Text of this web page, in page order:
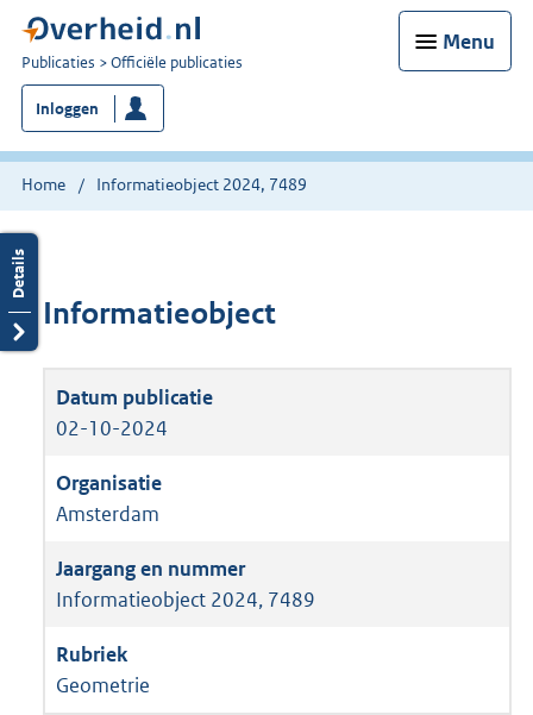
Menu
U
bent
nu
hier:
Publicaties Officiële publicaties
Inloggen
Home Informatieobject 2024, 7489
Informatieobject
02-10-2024
Amsterdam
Informatieobject 2024, 7489
Geometrie